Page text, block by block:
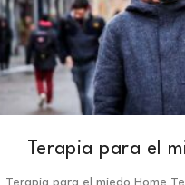
Terapia para el
Terapia para el miedo Home